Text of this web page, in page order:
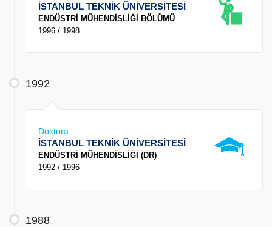
İSTANBUL TEKNİK ÜNİVERSİTESİ
ENDÜSTRİ MÜHENDİSLİĞİ BÖLÜMÜ
1996 / 1998
1992
Doktora
İSTANBUL TEKNİK ÜNİVERSİTESİ
ENDÜSTRİ MÜHENDİSLİĞİ (DR)
1992 / 1996
1988